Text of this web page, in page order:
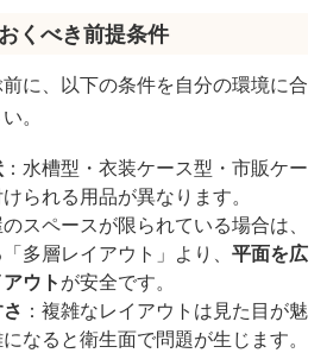
くべき前提条件
に、以下の条件を自分の環境に合
。
：水槽型・衣装ケース型・市販ケー
られる用品が異なります。
のスペースが限られている場合は、
多層レイアウト」より、 平面を広
ウトが安全です。
：複雑なレイアウトは見た目が魅
なると衛生面で問題が生じます。